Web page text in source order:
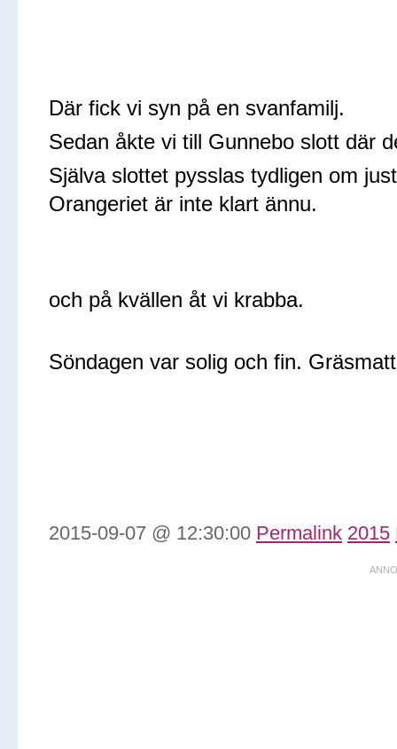
Där fick vi syn på en svanfamilj.
Sedan åkte vi till Gunnebo slott där
Själva slottet pysslas tydligen om
Orangeriet är inte klart ännu.
och på kvällen åt vi krabba.
Söndagen var solig och fin.
2015-09-07 @ 12:30:00 Permalink 2015